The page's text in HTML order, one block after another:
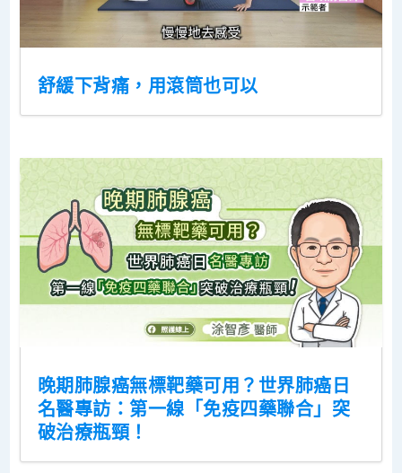
舒緩下背痛，用滾筒也可以
晚期肺腺癌無標靶藥可用？世界肺癌日
名醫專訪：第一線「免疫四藥聯合」突
破治療瓶頸！